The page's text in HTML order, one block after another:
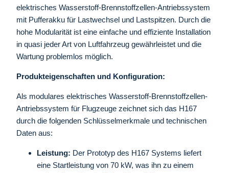
elektrisches Wasserstoff-Brennstoffzellen-Antriebssystem
mit Pufferakku für Lastwechsel und Lastspitzen. Durch die
hohe Modularität ist eine einfache und effiziente Installation
in quasi jeder Art von Luftfahrzeug gewährleistet und die
Wartung problemlos möglich.
Produkteigenschaften und Konfiguration:
Als modulares elektrisches Wasserstoff-Brennstoffzellen-
Antriebssystem für Flugzeuge zeichnet sich das H167
durch die folgenden Schlüsselmerkmale und technischen
Daten aus:
Leistung: Der Prototyp des H167 Systems liefert
eine Startleistung von 70 kW, was ihn zu einem